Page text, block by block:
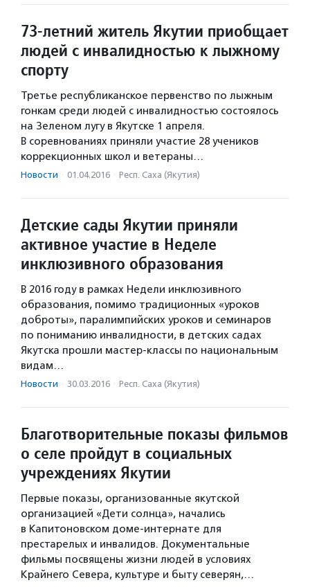
73-летний житель Якутии приобщает
людей с инвалидностью к лыжному
спорту
Третье республиканское первенство по лыжным
гонкам среди людей с инвалидностью состоялось
на Зеленом лугу в Якутске 1 апреля.
В соревнованиях приняли участие 28 учеников
коррекционных школ и ветераны…
Новости · 01.04.2016 · Респ. Саха (Якутия)
Детские сады Якутии приняли
активное участие в Неделе
инклюзивного образования
В 2016 году в рамках Недели инклюзивного
образования, помимо традиционных «уроков
доброты», паралимпийских уроков и семинаров
по пониманию инвалидности, в детских садах
Якутска прошли мастер-классы по национальным
видам…
Новости · 30.03.2016 · Респ. Саха (Якутия)
Благотворительные показы фильмов
о селе пройдут в социальных
учреждениях Якутии
Первые показы, организованные якутской
организацией «Дети солнца», начались
в Капитоновском доме-интернате для
престарелых и инвалидов. Документальные
фильмы посвящены жизни людей в условиях
Крайнего Севера, культуре и быту северян,…